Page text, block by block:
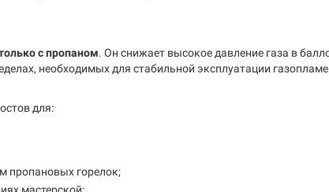
с пропаном. Он снижает высокое давление газа в
необходимых для стабильной эксплуатации
для:
пропановых горелок;